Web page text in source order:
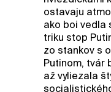
ostavaju
ako boi vedla
triku stop
zo stankov s
Putinom, tvár
až vyliezala